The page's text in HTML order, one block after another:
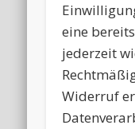
eine
jederzeit
Widerruf